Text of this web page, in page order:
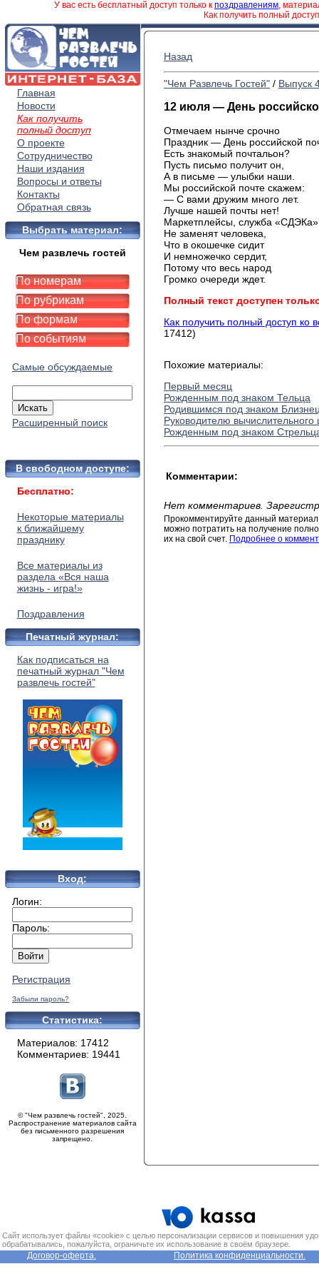
У вас есть бесплатный доступ только к поздравлениям,
Как получить полный
Главная
Новости
Как получить
полный доступ
О проекте
Сотрудничество
Наши издания
Вопросы и ответы
Контакты
Обратная связь
Выбрать материал:
Чем развлечь гостей
По номерам
По рубрикам
По формам
По событиям
Самые обсуждаемые
Расширенный поиск
В свободном доступе:
Бесплатно:
Некоторые материалы
к ближайшему
празднику
Все материалы из
раздела «Вся наша
жизнь - игра!»
Поздравления
Печатный журнал:
Как подписаться на
печатный журнал "Чем
развлечь гостей"
Вход:
Логин:
Пароль:
Регистрация
Забыли пароль?
Статистика:
Материалов: 17412
Комментариев: 19441
© "Чем развлечь гостей", 2025.
Распространение материалов сайта
без письменного разрешения
запрещено.
Назад
"Чем Развлечь Гостей" / Выпуск
12 июля — День
Отмечаем нынче срочно
Праздник — День российской
Есть знакомый почтальон?
Пусть письмо получит он,
А в письме — улыбки наши.
Мы российской почте скажем:
— С вами дружим много лет.
Лучше нашей почты нет!
Маркетплейсы, служба «СДЭКа»
Не заменят человека,
Что в окошечке сидит
И немножечко сердит,
Потому что весь народ
Громко очереди ждет.
Полный текст доступен
Как получить полный доступ ко
17412)
Похожие материалы:
Первый месяц
Рожденным под знаком Тельца
Родившимся под знаком
Руководителю вычислительного
Рожденным под знаком
Комментарии:
Нет комментариев.
Прокомментируйте данный
можно потратить на получение
их на свой счет. Подробнее о
Сайт использует файлы «cookie» с целью персонализации сервисов и повышения
обрабатывались, пожалуйста, ограничьте их использование в своём браузере.
Договор-оферта. Политика конфиденциальности.